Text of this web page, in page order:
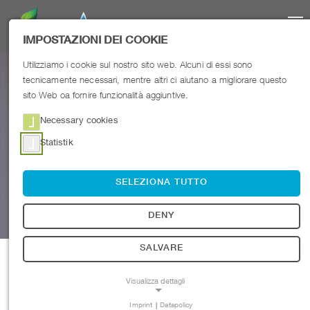
IL MICRO CLEANER
TEAM
REFERENZE
SHOP
PATRIZIA
IMPOSTAZIONI DEI COOKIE
Utilizziamo i cookie sul nostro sito web. Alcuni di essi sono
tecnicamente necessari, mentre altri ci aiutano a migliorare questo
sito Web oa fornire funzionalità aggiuntive.
Necessary cookies
Statistik
SELEZIONA TUTTO
DENY
SALVARE
Visualizza dettagli
Imprint Datapolicy